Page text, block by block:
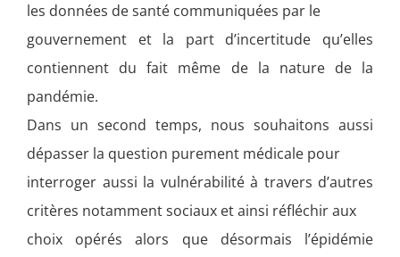
les données de santé communiquées par le
gouvernement et la part d’incertitude qu’elles
contiennent du fait même de la nature de la
pandémie.
Dans un second temps, nous souhaitons aussi
dépasser la question purement médicale pour
interroger aussi la vulnérabilité à travers d’autres
critères notamment sociaux et ainsi réfléchir aux
choix opérés alors que désormais l’épidémie